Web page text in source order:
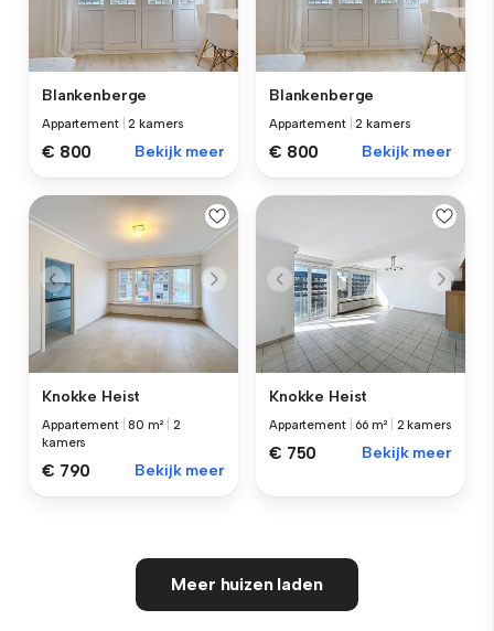
Blankenberge
Appartement |2 kamers
€ 800 Bekijk meer
Blankenberge
Appartement |2 kamers
€ 800 Bekijk meer
Knokke Heist
Appartement |80 m²
2
kamers
€ 790 Bekijk meer
Knokke Heist
Appartement 66 m² 2 kamers
€ 750 Bekijk meer
Meer huizen laden